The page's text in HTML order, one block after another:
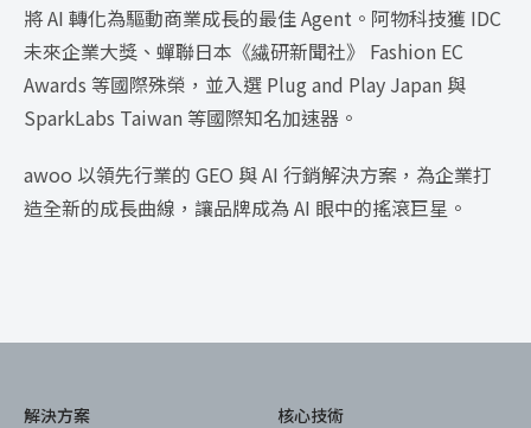
將 AI 轉化為驅動商業成長的最佳 Agent。阿物科技獲 IDC
未來企業大獎、蟬聯日本《繊研新聞社》 Fashion EC
Awards 等國際殊榮，並入選 Plug and Play Japan 與
SparkLabs Taiwan 等國際知名加速器。
awoo 以領先行業的 GEO 與 AI 行銷解決方案，為企業打
造全新的成長曲線，讓品牌成為 AI 眼中的搖滾巨星。
解決方案
核心技術